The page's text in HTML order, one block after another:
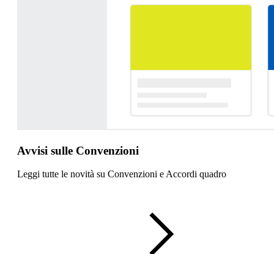
Avvisi sulle Convenzioni
Leggi tutte le novità su Convenzioni e Accordi quadro